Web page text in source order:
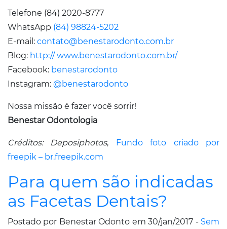
Telefone (84) 2020-8777
WhatsApp (84) 98824-5202
E-mail: contato@benestarodonto.com.br
Blog: http:// www.benestarodonto.com.br/
Facebook: benestarodonto
Instagram: @benestarodonto
Nossa missão é fazer você sorrir!
Benestar Odontologia
Créditos: Deposiphotos, Fundo foto criado por
freepik – br.freepik.com
Para quem são indicadas
as Facetas Dentais?
Postado por Benestar Odonto em 30/jan/2017 - Sem